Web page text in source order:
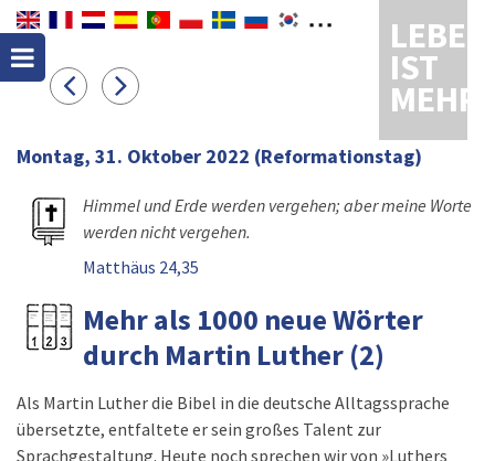
LEBEN
IST
MEHR
Montag, 31. Oktober 2022 (Reformationstag)
Himmel und Erde werden vergehen; aber meine Worte
werden nicht vergehen.
Matthäus 24,35
Mehr als 1000 neue Wörter
durch Martin Luther (2)
Als Martin Luther die Bibel in die deutsche Alltagssprache
übersetzte, entfaltete er sein großes Talent zur
Sprachgestaltung. Heute noch sprechen wir von »Luthers